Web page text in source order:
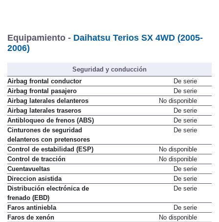
Equipamiento - Daihatsu Terios SX 4WD (2005-
2006)
Seguridad y conducción
Airbag frontal conductor
De serie
Airbag frontal pasajero
De serie
Airbag laterales delanteros
No disponible
Airbag laterales traseros
De serie
Antibloqueo de frenos (ABS)
De serie
Cinturones de seguridad
delanteros con pretensores
De serie
Control de estabilidad (ESP)
No disponible
Control de tracción
No disponible
Cuentavueltas
De serie
Direccion asistida
De serie
Distribución electrónica de
frenado (EBD)
De serie
Faros antiniebla
De serie
Faros de xenón
No disponible